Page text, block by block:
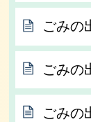
ごみの
ごみの
ごみの